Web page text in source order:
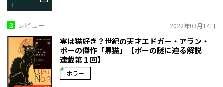
3 レビュー 2022年03月14日
実は猫好き？世紀の天才エドガー・アラン・
ポーの傑作「黒猫」【ポーの謎に迫る解説
連載第１回】
ホラー